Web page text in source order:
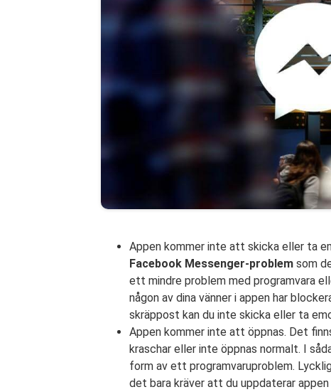
Appen kommer inte att skicka eller ta
Facebook Messenger-problem som
ett mindre problem med programvara
någon av dina vänner i appen har
skräppost kan du inte skicka eller ta
Appen kommer inte att öppnas. Det
kraschar eller inte öppnas normalt. I
form av ett programvaruproblem.
det bara kräver att du uppdaterar